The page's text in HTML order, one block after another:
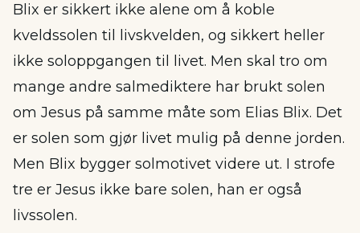
Blix er sikkert ikke alene om å koble
kveldssolen til livskvelden, og sikkert heller
ikke soloppgangen til livet. Men skal tro om
mange andre salmediktere har brukt solen
om Jesus på samme måte som Elias Blix. Det
er solen som gjør livet mulig på denne jorden.
Men Blix bygger solmotivet videre ut. I strofe
tre er Jesus ikke bare solen, han er også
livssolen.